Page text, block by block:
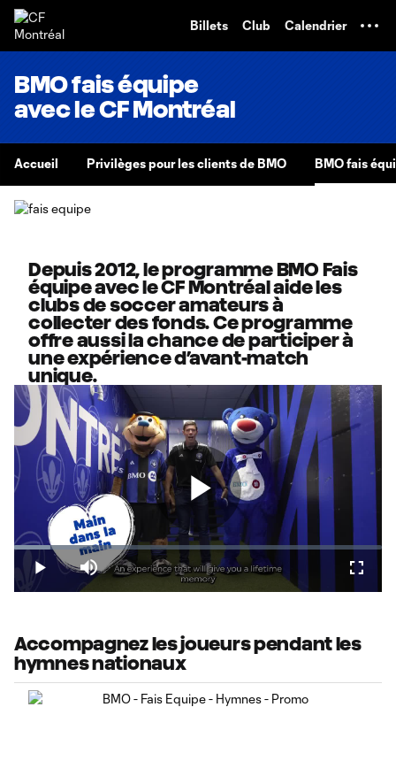
Billets Club Calendrier
BMO fais équipe
avec le CF Montréal
Accueil Privilèges pour les clients de BMO BMO fais
Depuis 2012, le programme BMO Fais
équipe avec le CF Montréal aide les
clubs de soccer amateurs à
collecter des fonds. Ce programme
offre aussi la chance de participer à
une expérience d’avant-match
unique.
Play
Play Mute
Loaded
9.88%
Accompagnez les joueurs pendant les
hymnes nationaux